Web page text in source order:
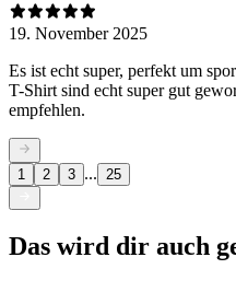
19. November 2025
Es ist echt super, perfekt um
T-Shirt sind echt super gut
empfehlen.
1 2 3 ... 25
Das wird dir auch